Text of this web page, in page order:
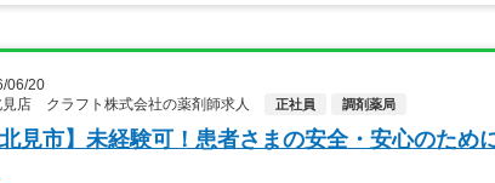
06/20
見店 クラフト株式会社の薬剤師求人
正社員 調剤薬局
北見市】未経験可！患者さまの安全・安心のため